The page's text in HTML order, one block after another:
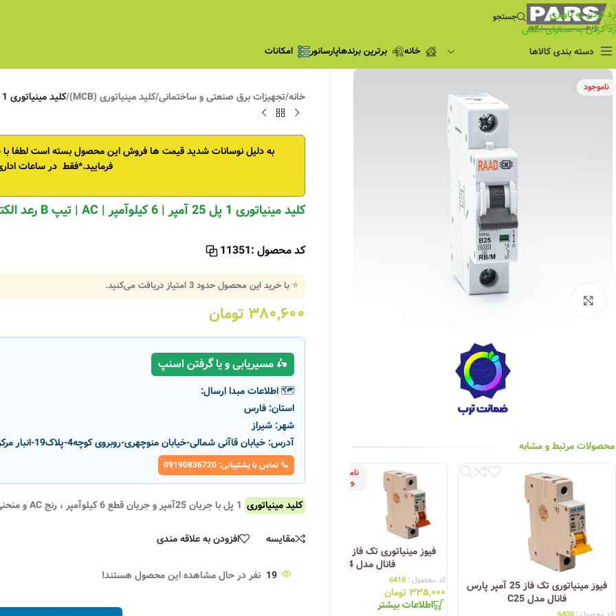
رد کردن به ناوبری
رد کردن به محتوای اصلی
جستجو
دسته بندی کالاها
چراغ مطالعه
فروش ویژه
ریسه شلنگی و لاین نوری
چراغ توکار
چراغ آویز
چراغ سقفی (هالوژن)
خانه برترین برندهاپارسانور امکانات
ناموجود
محصولات مرتبط و مشابه
فیوز مینیاتوری تک فاز 25 آمپر پارس
فانال مدل C25
ناموج
ود
فانال مدل C4
کد محصول : 6418
۳۳۵,۰۰۰ تومان
اطلاعات بیشتر
ناموج
ود
کد محصول :6426 ۶۸,۰۰۰
خانه/تجهیزات برق صنعتی و ساختمانی/کلید مینیاتوری (MCB) /کلید مینیاتوری 1 پل 25 آمپر | 6 کیلوآمپر | AC | تیپ B رعد الکتریک
به دلیل نوسانات شدید قیمت ها فروش این محصول بسته استلطفا
فرمایید.*فقط در ساعات
کلید مینیاتوری 1 پل 25 آمپر | 6 کیلوآمپر | AC | تیپ B رعد الکتریک
کد محصول :11351
⭐ با خرید این محصول حدود3امتیاز دریافت می‌کنید.
۳۸۰,۶۰۰ تومان
🛵 مسیریابی و یا گرفتن اسنپ
🗺️ اطلاعات مبدا ارسال:
استان:فارس
شهر:شیراز
آدرس:خیابان قاآنی شمالی-خیابان منوچهری-روبروی کوچه4-پلاک19-انبار مرکزی پارسانور
📞 تماس با پشتیبانی: 09190836720
کلید مینیاتوری
مقایسه افزودن به علاقه مندی
19 نفر در حال مشاهده این محصول هستند!